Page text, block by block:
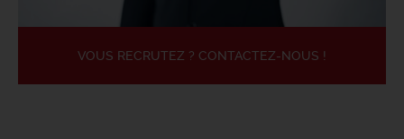
VOUS RECRUTEZ ? CONTACTEZ-NOUS !